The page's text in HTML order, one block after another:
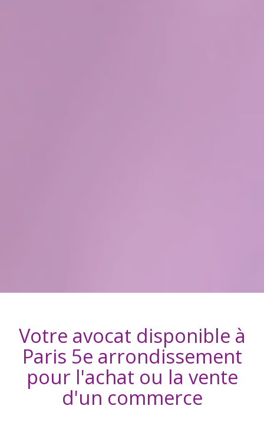
Votre avocat disponible à
Paris 5e arrondissement
pour l'achat ou la vente
d'un commerce